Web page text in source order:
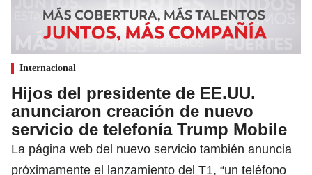
Internacional
Hijos del presidente de EE.UU.
anunciaron creación de nuevo
servicio de telefonía Trump Mobile
La página web del nuevo servicio también anuncia
próximamente el lanzamiento del T1, “un teléfono